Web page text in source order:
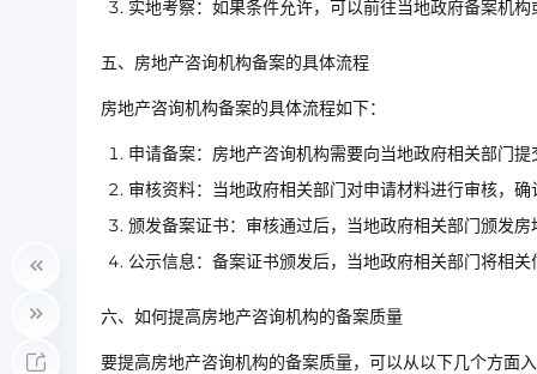
实地考察：如果条件允许，可以前往当地政府备案机
五、房地产咨询机构备案的具体流程
房地产咨询机构备案的具体流程如下：
申请备案：房地产咨询机构需要向当地政府相关部门
审核资料：当地政府相关部门对申请材料进行审核，
颁发备案证书：审核通过后，当地政府相关部门颁发
公示信息：备案证书颁发后，当地政府相关部门将相
六、如何提高房地产咨询机构的备案质量
要提高房地产咨询机构的备案质量，可以从以下几个方面